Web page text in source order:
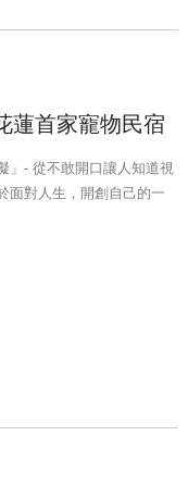
蓮首家寵物民宿
」- 從不敢開口讓人知道視
面對人生，開創自己的一